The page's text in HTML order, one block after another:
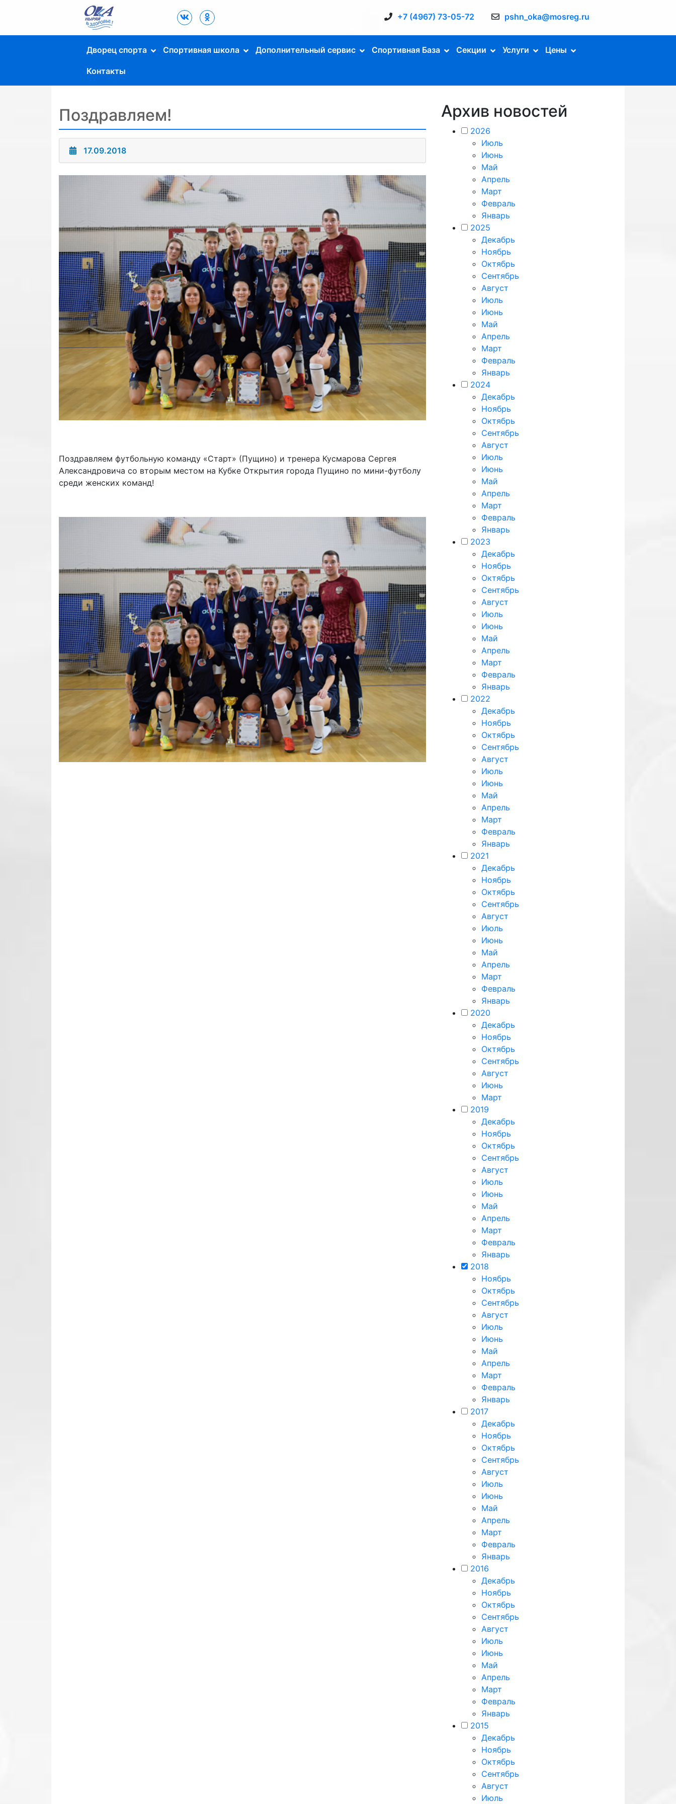
Дворец Спорта
"Ока" г. Пущино
+7 (4967) 73-05-72 pshn_oka@mosreg.ru
Дворец спорта Спортивная школа Дополнительный сервис Спортивная База Секции Услуги Цены
Контакты
Поздравляем!
17.09.2018
Поздравляем футбольную команду «Старт» (Пущино) и тренера Кусмарова Сергея
Александровича со вторым местом на Кубке Открытия города Пущино по мини-футболу
среди женских команд!
Архив новостей
2026
Июль
Июнь
Май
Апрель
Март
Февраль
Январь
2025
Декабрь
Ноябрь
Октябрь
Сентябрь
Август
Июль
Июнь
Май
Апрель
Март
Февраль
Январь
2024
Декабрь
Ноябрь
Октябрь
Сентябрь
Август
Июль
Июнь
Май
Апрель
Март
Февраль
Январь
2023
Декабрь
Ноябрь
Октябрь
Сентябрь
Август
Июль
Июнь
Май
Апрель
Март
Февраль
Январь
2022
Декабрь
Ноябрь
Октябрь
Сентябрь
Август
Июль
Июнь
Май
Апрель
Март
Февраль
Январь
2021
Декабрь
Ноябрь
Октябрь
Сентябрь
Август
Июль
Июнь
Май
Апрель
Март
Февраль
Январь
2020
Декабрь
Ноябрь
Октябрь
Сентябрь
Август
Июнь
Март
2019
Декабрь
Ноябрь
Октябрь
Сентябрь
Август
Июль
Июнь
Май
Апрель
Март
Февраль
Январь
2018
Ноябрь
Октябрь
Сентябрь
Август
Июль
Июнь
Май
Апрель
Март
Февраль
Январь
2017
Декабрь
Ноябрь
Октябрь
Сентябрь
Август
Июль
Июнь
Май
Апрель
Март
Февраль
Январь
2016
Декабрь
Ноябрь
Октябрь
Сентябрь
Август
Июль
Июнь
Май
Апрель
Март
Февраль
Январь
2015
Декабрь
Ноябрь
Октябрь
Сентябрь
Август
Июль